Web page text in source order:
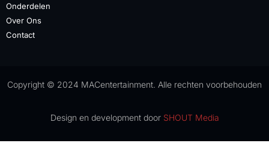
Onderdelen
Over Ons
Contact
Copyright © 2024 MACentertainment. Alle rechten voorbehouden
Design en development door SHOUT Media